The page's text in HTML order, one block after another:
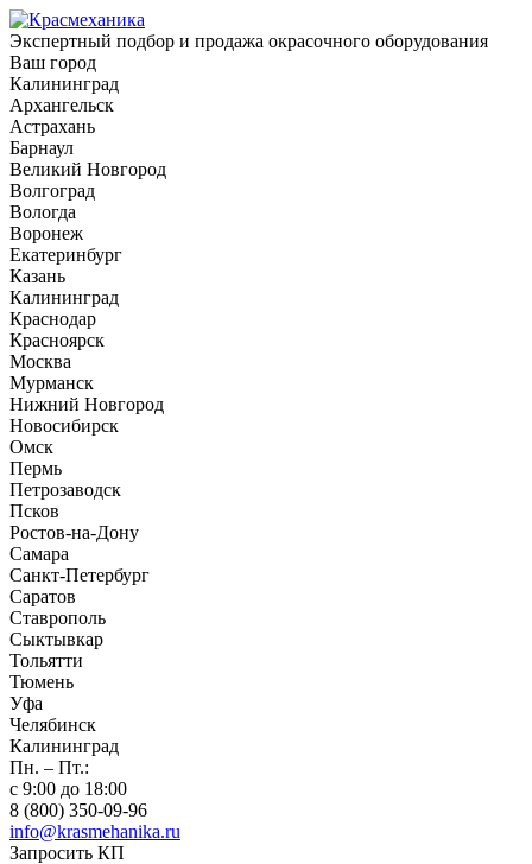
Экспертный подбор и продажа окрасочного оборудования
Ваш город
Калининград
Архангельск
Астрахань
Барнаул
Великий Новгород
Волгоград
Вологда
Воронеж
Екатеринбург
Казань
Калининград
Краснодар
Красноярск
Москва
Мурманск
Нижний Новгород
Новосибирск
Омск
Пермь
Петрозаводск
Псков
Ростов-на-Дону
Самара
Санкт-Петербург
Саратов
Ставрополь
Сыктывкар
Тольятти
Тюмень
Уфа
Челябинск
Калининград
Пн. – Пт.:
с 9:00 до 18:00
8 (800) 350-09-96
info@krasmehanika.ru
Запросить КП